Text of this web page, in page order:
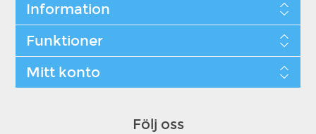
Information
Funktioner
Mitt konto
Följ oss